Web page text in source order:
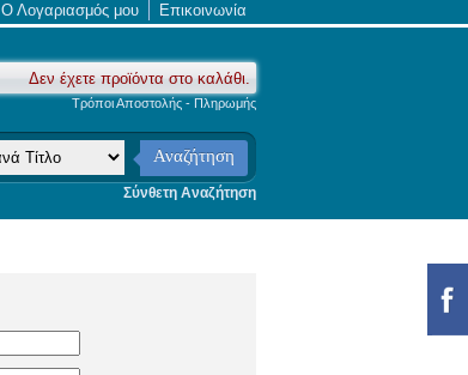
Ο Λογαριασμός μου Επικοινωνία
Δεν έχετε προϊόντα στο καλάθι.
Τρόποι Αποστολής - Πληρωμής
Αναζήτηση
Σύνθετη Αναζήτηση